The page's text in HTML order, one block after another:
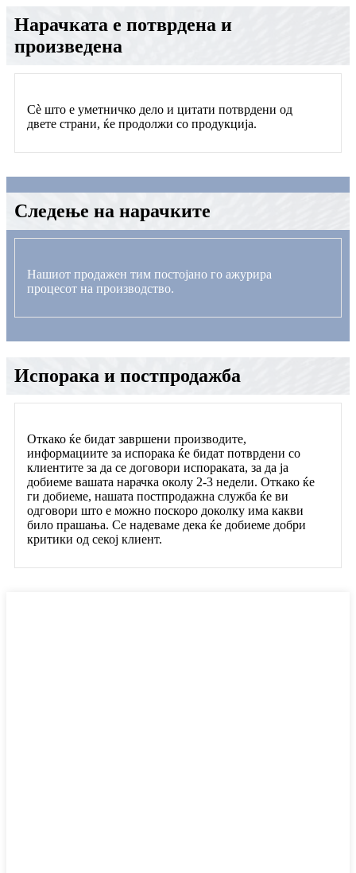
Нарачката е потврдена и
произведена
Сè што е уметничко дело и цитати потврдени од
двете страни, ќе продолжи со продукција.
Следење на нарачките
Нашиот продажен тим постојано го ажурира
процесот на производство.
Испорака и постпродажба
Откако ќе бидат завршени производите,
информациите за испорака ќе бидат потврдени со
клиентите за да се договори испораката, за да ја
добиеме вашата нарачка околу 2-3 недели. Откако ќе
ги добиеме, нашата постпродажна служба ќе ви
одговори што е можно поскоро доколку има какви
било прашања. Се надеваме дека ќе добиеме добри
критики од секој клиент.